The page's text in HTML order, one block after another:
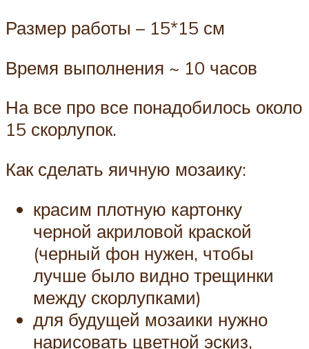
Размер работы – 15*15 см
Время выполнения ~ 10 часов
На все про все понадобилось около
15 скорлупок.
Как сделать яичную мозаику:
красим плотную картонку
черной акриловой краской
(черный фон нужен, чтобы
лучше было видно трещинки
между скорлупками)
для будущей мозаики нужно
нарисовать цветной эскиз,